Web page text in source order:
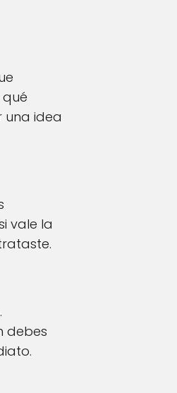
una idea
vale la
debes